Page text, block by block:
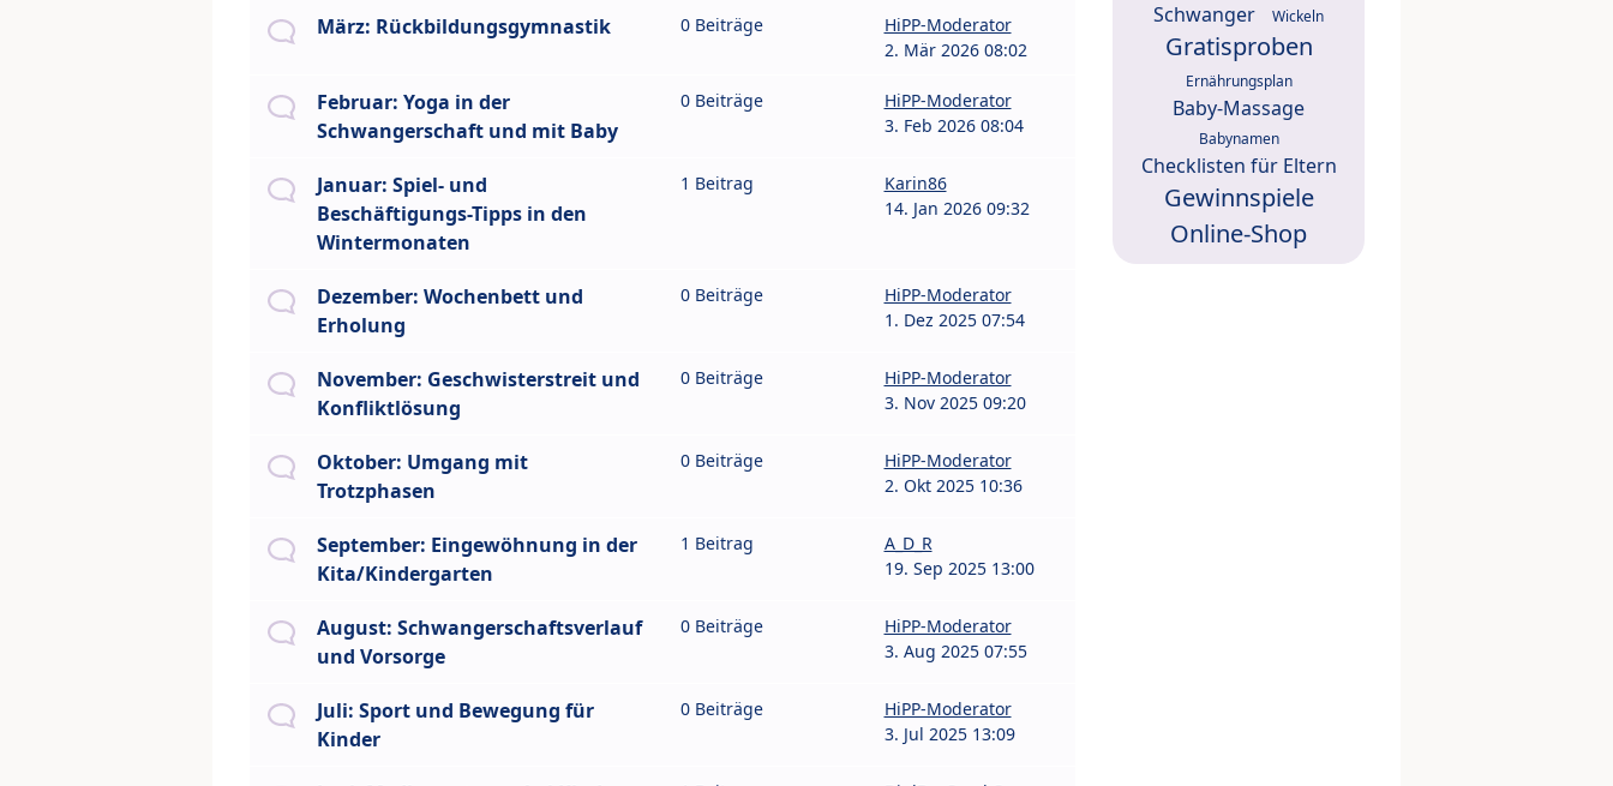
März: Rückbildungsgymnastik 0 Beiträge
HiPP-Moderator
2. Mär 2026 08:02
Februar: Yoga in der
Schwangerschaft und mit Baby
0 Beiträge
HiPP-Moderator
3. Feb 2026 08:04
Januar: Spiel- und
Beschäftigungs-Tipps in den
Wintermonaten
1 Beitrag
Karin86
14. Jan 2026 09:32
Dezember: Wochenbett und
Erholung
0 Beiträge
HiPP-Moderator
1. Dez 2025 07:54
November: Geschwisterstreit und
Konfliktlösung
0 Beiträge
HiPP-Moderator
3. Nov 2025 09:20
Oktober: Umgang mit
Trotzphasen
0 Beiträge
HiPP-Moderator
2. Okt 2025 10:36
September: Eingewöhnung in der
Kita/Kindergarten
1 Beitrag
A_D_R
19. Sep 2025 13:00
August: Schwangerschaftsverlauf
und Vorsorge
0 Beiträge
HiPP-Moderator
3. Aug 2025 07:55
Juli: Sport und Bewegung für
Kinder
0 Beiträge
HiPP-Moderator
3. Jul 2025 13:09
Schwanger Wickeln
Gratisproben
Ernährungsplan
Baby-Massage
Babynamen
Checklisten für Eltern
Gewinnspiele
Online-Shop